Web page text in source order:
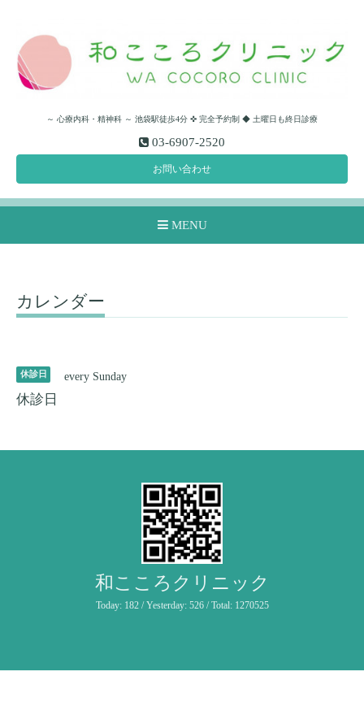
～ 心療内科・精神科 ～ 池袋駅徒歩4分 ✜ 完全予約制 ◆ 土曜日も終日診療
03-6907-2520
お問い合わせ
MENU
カレンダー
休診日 every Sunday
休診日
和こころクリニック
Today: 182/ Yesterday: 526/ Total: 1270525